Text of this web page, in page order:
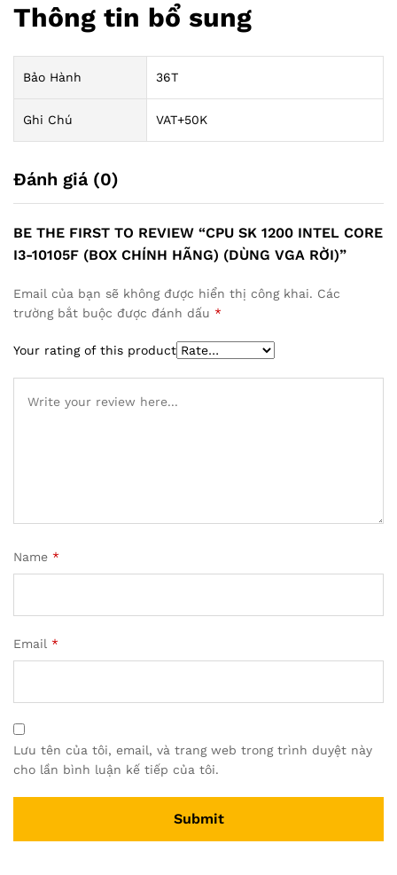
Thông tin bổ sung
Bảo Hành 36T
Ghi Chú VAT+50K
Đánh giá (0)
BE THE FIRST TO REVIEW “CPU SK 1200 INTEL CORE
I3-10105F (BOX CHÍNH HÃNG) (DÙNG VGA RỜI)”
Email của bạn sẽ không được hiển thị công khai. Các
trường bắt buộc được đánh dấu *
Your rating of this product
Name *
Email *
Lưu tên của tôi, email, và trang web trong trình duyệt này
cho lần bình luận kế tiếp của tôi.